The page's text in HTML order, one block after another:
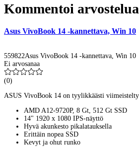
Kommentoi arvostelua
Asus VivoBook 14 -kannettava, Win 10
559822Asus VivoBook 14 -kannettava, Win 10
Ei arvosanaa
(0)
ASUS VivoBook 14 on tyylikkäästi viimeistelty
AMD A12-9720P, 8 Gt, 512 Gt SSD
14" 1920 x 1080 IPS-näyttö
Hyvä akunkesto pikalatauksella
Erittäin nopea SSD
Kevyt ja ohut runko